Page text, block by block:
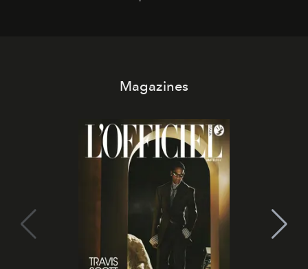
celeste per seguire il passaggio delle
Magazines